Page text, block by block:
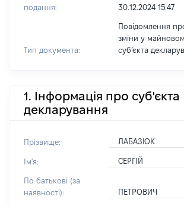
подання:
30.12.2024 15:47
Тип документа:
Повідомлення
зміни у
субʼєкта
1. Інформація про суб'єкта
декларування
Прізвище: ЛАБАЗЮК
Ім'я: СЕРГІЙ
По батькові (за
наявності):
ПЕТРОВИЧ